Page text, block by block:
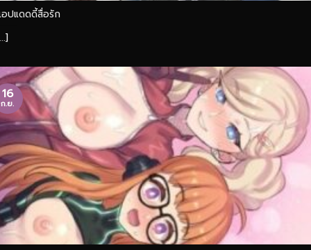
ปแดดดี้สื่อรัก
16
ก.ย.